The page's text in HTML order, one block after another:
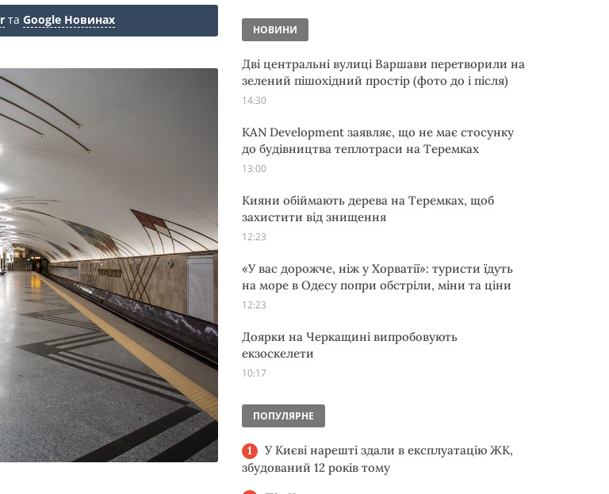
та Google Новинах
НОВИНИ
Дві центральні вулиці Варшави перетворили на
зелений пішохідний простір (фото до і після)
14:30
KAN Development заявляє, що не має стосунку
до будівництва теплотраси на Теремках
13:00
Кияни обіймають дерева на Теремках, щоб
захистити від знищення
12:23
«У вас дорожче, ніж у Хорватії»: туристи їдуть
на море в Одесу попри обстріли, міни та ціни
12:23
Доярки на Черкащині випробовують
екзоскелети
10:17
ПОПУЛЯРНЕ
У Києві нарешті здали в експлуатацію ЖК,
збудований 12 років тому